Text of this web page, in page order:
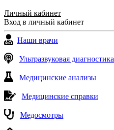
Личный кабинет
Вход в личный кабинет
Наши врачи
Ультразвуковая диагностика
Медицинские анализы
Медицинские справки
Медосмотры